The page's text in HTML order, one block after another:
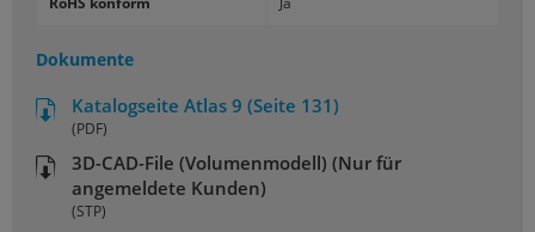
Dokumente
Katalogseite Atlas 9 (Seite 131)
(PDF)
3D-CAD-File (Volumenmodell) (Nur für
angemeldete Kunden)
(STP)